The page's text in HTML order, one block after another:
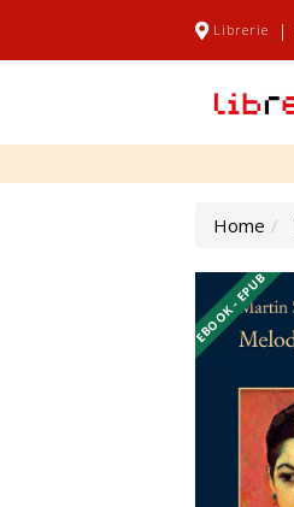
Librerie |
Home
EBOOK - EPUB